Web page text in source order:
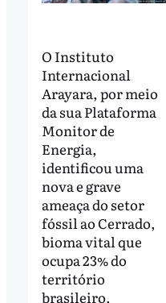
O Instituto
Internacional
Arayara, por meio
da sua Plataforma
Monitor de
Energia,
identificou uma
nova e grave
ameaça do setor
fóssil ao Cerrado,
bioma vital que
ocupa 23% do
território
brasileiro,